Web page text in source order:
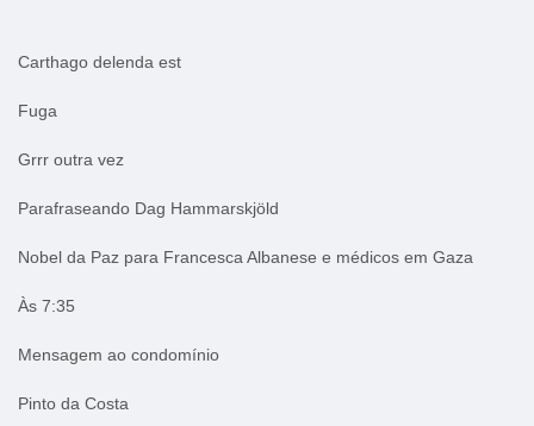
Carthago delenda est
Fuga
Grrr outra vez
Parafraseando Dag Hammarskjöld
Nobel da Paz para Francesca Albanese e médicos em Gaza
Às 7:35
Mensagem ao condomínio
Pinto da Costa